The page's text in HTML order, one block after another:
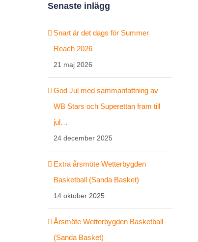
Senaste inlägg
Snart är det dags för Summer
Reach 2026
21 maj 2026
God Jul med sammanfattning av
WB Stars och Superettan fram till
jul…
24 december 2025
Extra årsmöte Wetterbygden
Basketball (Sanda Basket)
14 oktober 2025
Årsmöte Wetterbygden Basketball
(Sanda Basket)